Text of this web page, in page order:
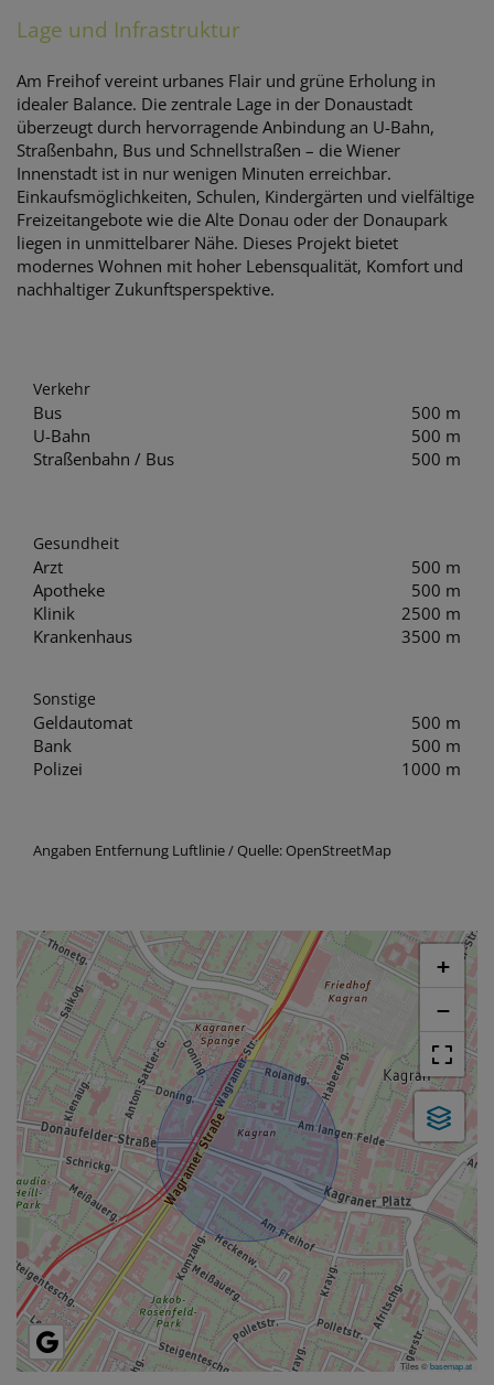
Lage und Infrastruktur
Am Freihof vereint urbanes Flair und grüne Erholung in
idealer Balance. Die zentrale Lage in der Donaustadt
überzeugt durch hervorragende Anbindung an U-Bahn,
Straßenbahn, Bus und Schnellstraßen – die Wiener
Innenstadt ist in nur wenigen Minuten erreichbar.
Einkaufsmöglichkeiten, Schulen, Kindergärten und vielfältige
Freizeitangebote wie die Alte Donau oder der Donaupark
liegen in unmittelbarer Nähe. Dieses Projekt bietet
modernes Wohnen mit hoher Lebensqualität, Komfort und
nachhaltiger Zukunftsperspektive.
Verkehr
Bus
500 m
U-Bahn
500 m
Straßenbahn / Bus
500 m
Gesundheit
Arzt
500 m
Apotheke
500 m
Klinik
2500 m
Krankenhaus
3500 m
Sonstige
Geldautomat
500 m
Bank
500 m
Polizei
1000 m
Angaben Entfernung Luftlinie / Quelle: OpenStreetMap
+
−
Tiles ©basemap.at